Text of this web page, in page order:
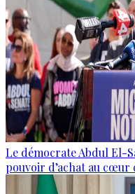
Le démocrate Abdul El-
pouvoir d’achat au cœur